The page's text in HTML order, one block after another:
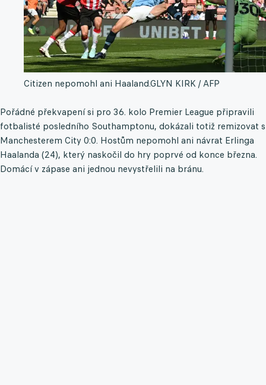
Citizen nepomohl ani Haaland.GLYN KIRK / AFP
Pořádné překvapení si pro 36. kolo Premier League připravili
fotbalisté posledního Southamptonu, dokázali totiž remizovat s
Manchesterem City 0:0. Hostům nepomohl ani návrat Erlinga
Haalanda (24), který naskočil do hry poprvé od konce března.
Domácí v zápase ani jednou nevystřelili na bránu.